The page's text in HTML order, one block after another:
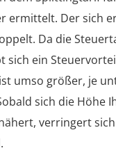
ermittelt. Der sich
Da die
sich ein
umso größer, je
sich die Höhe
verringert